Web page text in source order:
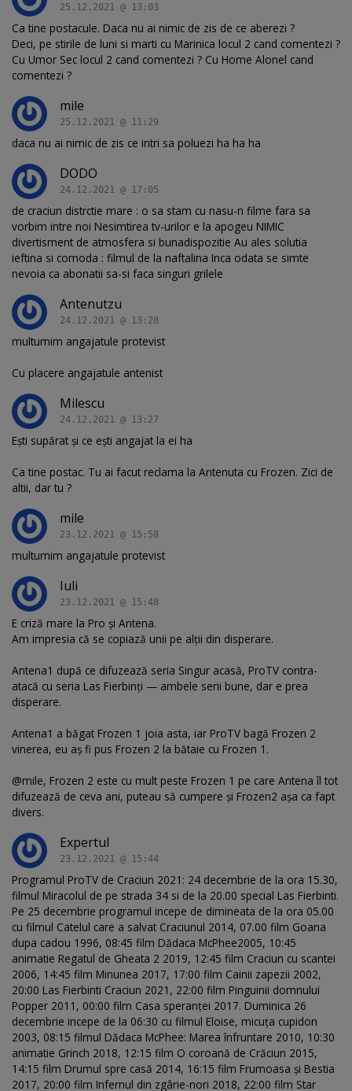
25.12.2021 @ 13:03
Ca tine postacule. Daca nu ai nimic de zis de ce aberezi ?
Deci, pe stirile de luni si marti cu Marinica locul 2 cand comentezi ?
Cu Umor Sec locul 2 cand comentezi ? Cu Home Alonel cand
comentezi ?
mile
25.12.2021 @ 11:29
daca nu ai nimic de zis ce intri sa poluezi ha ha ha
DODO
24.12.2021 @ 17:05
de craciun distrctie mare : o sa stam cu nasu-n filme fara sa
vorbim intre noi Nesimtirea tv-urilor e la apogeu NIMIC
divertisment de atmosfera si bunadispozitie Au ales solutia
ieftina si comoda : filmul de la naftalina Inca odata se simte
nevoia ca abonatii sa-si faca singuri grilele
Antenutzu
24.12.2021 @ 13:28
multumim angajatule protevist
Cu placere angajatule antenist
Milescu
24.12.2021 @ 13:27
Ești supărat și ce ești angajat la ei ha
Ca tine postac. Tu ai facut reclama la Antenuta cu Frozen. Zici de
altii, dar tu ?
mile
23.12.2021 @ 15:58
multumim angajatule protevist
Iuli
23.12.2021 @ 15:48
E criză mare la Pro și Antena.
Am impresia că se copiază unii pe alții din disperare.
Antena1 după ce difuzează seria Singur acasă, ProTV contra-
atacă cu seria Las Fierbinți — ambele serii bune, dar e prea
disperare.
Antena1 a băgat Frozen 1 joia asta, iar ProTV bagă Frozen 2
vinerea, eu aș fi pus Frozen 2 la bătaie cu Frozen 1.
@mile, Frozen 2 este cu mult peste Frozen 1 pe care Antena îl tot
difuzează de ceva ani, puteau să cumpere și Frozen2 așa ca fapt
divers.
Expertul
23.12.2021 @ 15:44
Programul ProTV de Craciun 2021: 24 decembrie de la ora 15.30,
filmul Miracolul de pe strada 34 si de la 20.00 special Las Fierbinti.
Pe 25 decembrie programul incepe de dimineata de la ora 05.00
cu filmul Catelul care a salvat Craciunul 2014, 07.00 film Goana
dupa cadou 1996, 08:45 film Dădaca McPhee2005, 10:45
animatie Regatul de Gheata 2 2019, 12:45 film Craciun cu scantei
2006, 14:45 film Minunea 2017, 17:00 film Cainii zapezii 2002,
20:00 Las Fierbinti Craciun 2021, 22:00 film Pinguinii domnului
Popper 2011, 00:00 film Casa speranţei 2017. Duminica 26
decembrie incepe de la 06:30 cu filmul Eloise, micuţa cupidon
2003, 08:15 filmul Dădaca McPhee: Marea înfruntare 2010, 10:30
animatie Grinch 2018, 12:15 film O coroană de Crăciun 2015,
14:15 film Drumul spre casă 2014, 16:15 film Frumoasa şi Bestia
2017, 20:00 film Infernul din zgârie-nori 2018, 22:00 film Star